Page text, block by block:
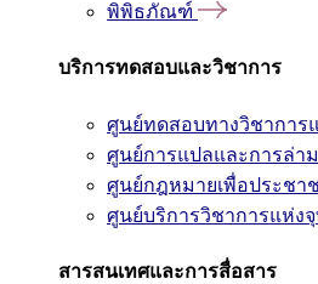
พิพิธภัณฑ์
บริการทดสอบและวิชาการ
ศูนย์ทดสอบทางวิชาการ
ศูนย์การแปลและการล่า
ศูนย์กฎหมายเพื่อประชา
ศูนย์บริการวิชาการแห่ง
สารสนเทศและการสื่อสาร